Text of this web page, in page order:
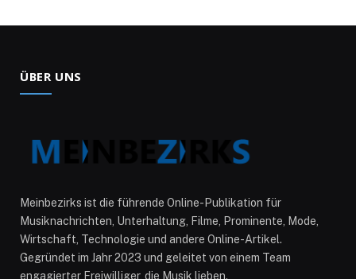
ÜBER UNS
Meinbezirks ist die führende Online-Publikation für
Musiknachrichten, Unterhaltung, Filme, Prominente, Mode,
Wirtschaft, Technologie und andere Online-Artikel.
Gegründet im Jahr 2023 und geleitet von einem Team
engagierter Freiwilliger, die Musik lieben.